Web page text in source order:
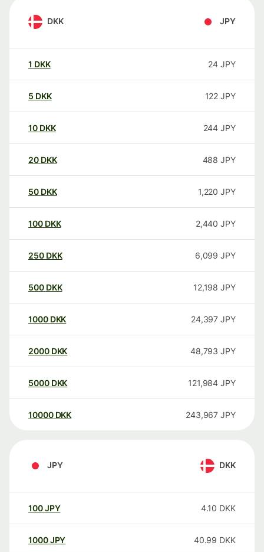
DKK JPY
1 DKK 24 JPY
5 DKK 122 JPY
10 DKK 244 JPY
20 DKK 488 JPY
50 DKK 1,220 JPY
100 DKK 2,440 JPY
250 DKK 6,099 JPY
500 DKK 12,198 JPY
1000 DKK 24,397 JPY
2000 DKK 48,793 JPY
5000 DKK 121,984 JPY
10000 DKK 243,967 JPY
JPY DKK
100JPY 4.10 DKK
1000JPY 40.99 DKK